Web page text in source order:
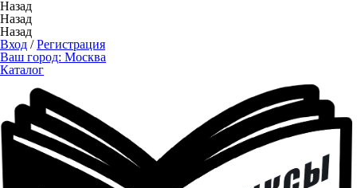
Назад
Назад
Назад
Вход /Регистрация
Ваш город: Москва
Каталог